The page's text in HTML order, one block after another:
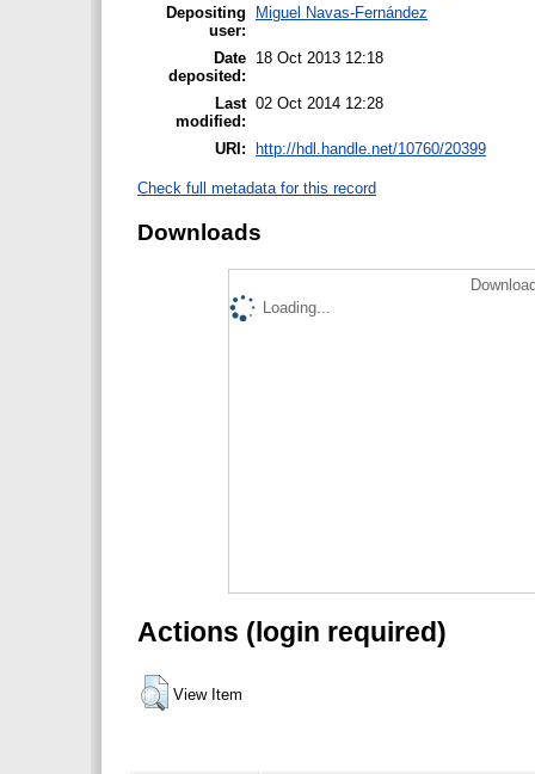
Depositing
user:
Miguel Navas-Fernández
Date
deposited:
18 Oct 2013 12:18
Last
modified:
02 Oct 2014 12:28
URI: http://hdl.handle.net/10760/20399
Check full metadata for this record
Downloads
Loading...
Actions (login required)
View Item